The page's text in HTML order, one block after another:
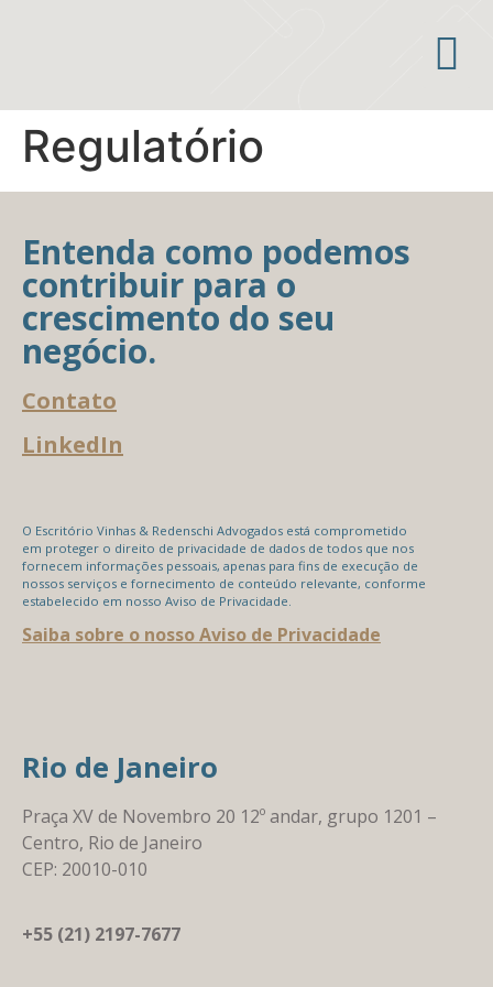
Regulatório
Entenda como podemos
contribuir para o
crescimento do seu
negócio.
Contato
LinkedIn
O Escritório Vinhas & Redenschi Advogados está comprometido
em proteger o direito de privacidade de dados de todos que nos
fornecem informações pessoais, apenas para fins de execução de
nossos serviços e fornecimento de conteúdo relevante, conforme
estabelecido em nosso Aviso de Privacidade.
Saiba sobre o nosso Aviso de Privacidade
Rio de Janeiro
Praça XV de Novembro 20 12º andar, grupo 1201 –
Centro, Rio de Janeiro
CEP: 20010-010
+55 (21) 2197-7677